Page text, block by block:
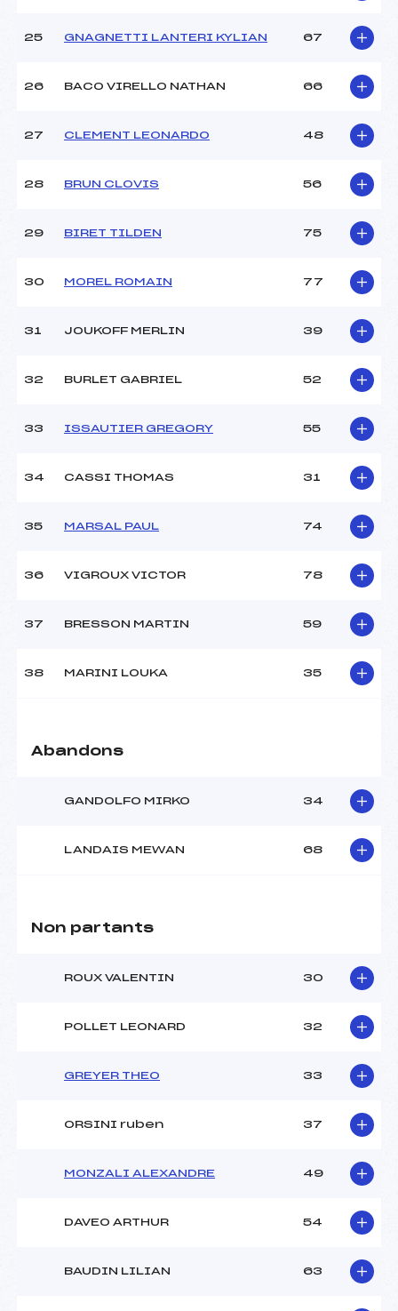
25 GNAGNETTI LANTERI KYLIAN 67
26 BACO VIRELLO NATHAN 66
27 CLEMENT LEONARDO 48
28 BRUN CLOVIS 56
29 BIRET TILDEN 75
30 MOREL ROMAIN 77
31 JOUKOFF MERLIN 39
32 BURLET GABRIEL 52
33 ISSAUTIER GREGORY 55
34 CASSI THOMAS 31
35 MARSAL PAUL 74
36 VIGROUX VICTOR 78
37 BRESSON MARTIN 59
38 MARINI LOUKA 35
Abandons
GANDOLFO MIRKO 34
LANDAIS MEWAN 68
Non partants
ROUX VALENTIN 30
POLLET LEONARD 32
GREYER THEO 33
ORSINI ruben 37
MONZALI ALEXANDRE 49
DAVEO ARTHUR 54
BAUDIN LILIAN 63